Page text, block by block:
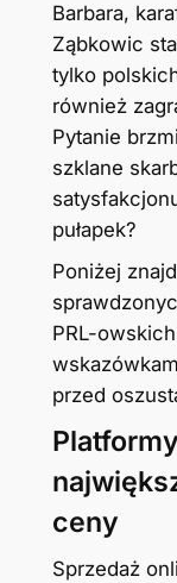
Barbara,
Ząbkowic
tylko
również
Pytanie
szklane
pułapek?
Poniżej
PRL-
przed
ceny
Sprzedaż